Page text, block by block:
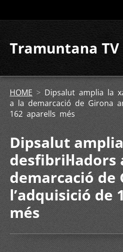
Tramuntana TV
HOME > Dipsalut amplia la
a la demarcació de Girona
162 aparells més
Dipsalut
desfibril·ladors
demarcació de
l’adquisició de
més